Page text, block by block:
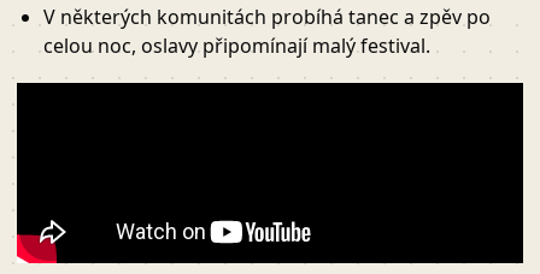
V některých komunitách probíhá tanec a zpěv po
celou noc, oslavy připomínají malý festival.